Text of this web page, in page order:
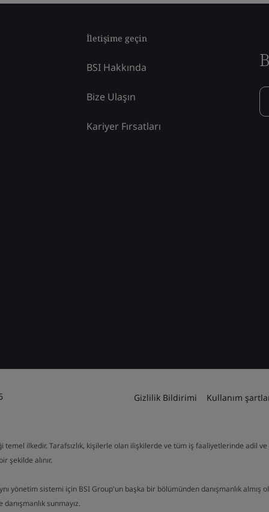
İletişime geçin
BSI Hakkında
Bize Ulaşın
Kariyer Fırsatları
Gizlilik Bildirimi Kullanım
temel ilkedir. Tarafsızlık, kişilerle olan ilişkilerde ve tüm iş faaliyetlerinde adil
şekilde alınır.
yönetim sistemi için BSI Group'un başka bir bölümünden danışmanlık
sunmayız.